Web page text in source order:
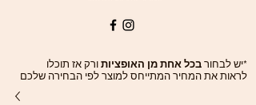
*יש לבחור בכל אחת מן האופציות ורק אז תוכלו
לראות את המחיר המתייחס למוצר לפי הבחירה שלכם